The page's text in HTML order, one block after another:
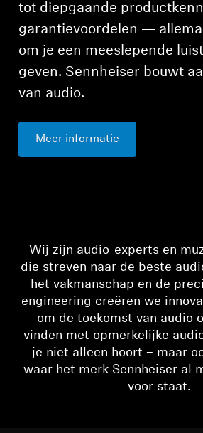
tot diepgaande
garantievoordelen —
om je een meeslepende
geven. Sennheiser bouwt
van audio.
Meer informatie
Wij zijn audio-experts en
die streven naar de beste
het vakmanschap en de
engineering creëren we
om de toekomst van audio
vinden met opmerkelijke
je niet alleen hoort – maar
waar het merk Sennheiser al
voor staat.